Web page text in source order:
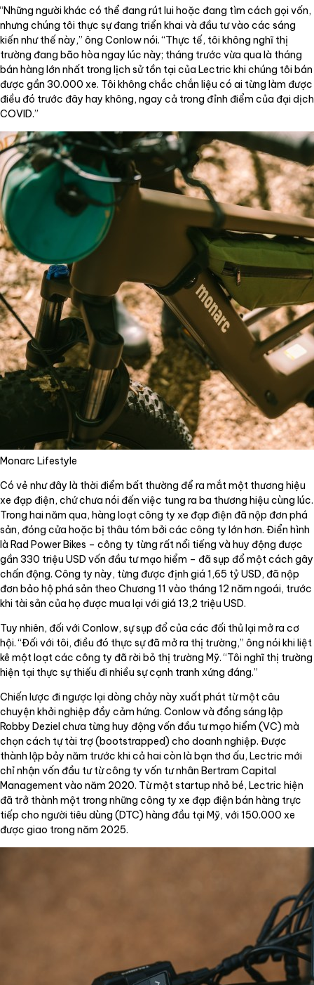
“Những người khác có thể đang rút lui hoặc đang tìm cách gọi vốn,
nhưng chúng tôi thực sự đang triển khai và đầu tư vào các sáng
kiến như thế này,” ông Conlow nói. “Thực tế, tôi không nghĩ thị
trường đang bão hòa ngay lúc này; tháng trước vừa qua là tháng
bán hàng lớn nhất trong lịch sử tồn tại của Lectric khi chúng tôi bán
được gần 30.000 xe. Tôi không chắc chắn liệu có ai từng làm được
điều đó trước đây hay không, ngay cả trong đỉnh điểm của đại dịch
COVID.”
Monarc Lifestyle
Có vẻ như đây là thời điểm bất thường để ra mắt một thương hiệu
xe đạp điện, chứ chưa nói đến việc tung ra ba thương hiệu cùng lúc.
Trong hai năm qua, hàng loạt công ty xe đạp điện đã nộp đơn phá
sản, đóng cửa hoặc bị thâu tóm bởi các công ty lớn hơn. Điển hình
là Rad Power Bikes – công ty từng rất nổi tiếng và huy động được
gần 330 triệu USD vốn đầu tư mạo hiểm – đã sụp đổ một cách gây
chấn động. Công ty này, từng được định giá 1,65 tỷ USD, đã nộp
đơn bảo hộ phá sản theo Chương 11 vào tháng 12 năm ngoái, trước
khi tài sản của họ được mua lại với giá 13,2 triệu USD.
Tuy nhiên, đối với Conlow, sự sụp đổ của các đối thủ lại mở ra cơ
hội. “Đối với tôi, điều đó thực sự đã mở ra thị trường,” ông nói khi liệt
kê một loạt các công ty đã rời bỏ thị trường Mỹ. “Tôi nghĩ thị trường
hiện tại thực sự thiếu đi nhiều sự cạnh tranh xứng đáng.”
Chiến lược đi ngược lại dòng chảy này xuất phát từ một câu
chuyện khởi nghiệp đầy cảm hứng. Conlow và đồng sáng lập
Robby Deziel chưa từng huy động vốn đầu tư mạo hiểm (VC) mà
chọn cách tự tài trợ (bootstrapped) cho doanh nghiệp. Được
thành lập bảy năm trước khi cả hai còn là bạn thơ ấu, Lectric mới
chỉ nhận vốn đầu tư từ công ty vốn tư nhân Bertram Capital
Management vào năm 2020. Từ một startup nhỏ bé, Lectric hiện
đã trở thành một trong những công ty xe đạp điện bán hàng trực
tiếp cho người tiêu dùng (DTC) hàng đầu tại Mỹ, với 150.000 xe
được giao trong năm 2025.